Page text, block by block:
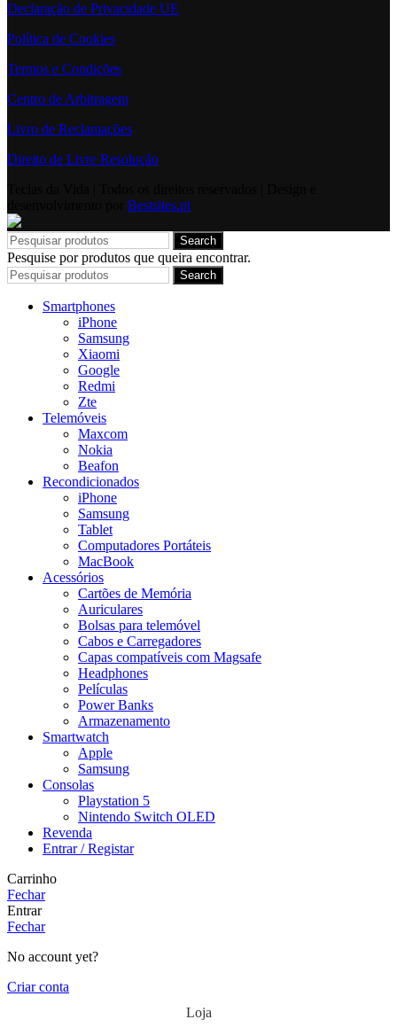
Declaração de Privacidade UE
Política de Cookies
Termos e Condições
Centro de Arbitragem
Livro de Reclamações
Direito de Livre Resolução
Bestsites.pt
Search
Pesquise por produtos que queira encontrar.
Search
Smartphones
iPhone
Samsung
Xiaomi
Google
Redmi
Zte
Telemóveis
Maxcom
Nokia
Beafon
Recondicionados
iPhone
Samsung
Tablet
Computadores Portáteis
MacBook
Acessórios
Cartões de Memória
Auriculares
Bolsas para telemóvel
Cabos e Carregadores
Capas compatíveis com Magsafe
Headphones
Películas
Power Banks
Armazenamento
Smartwatch
Apple
Samsung
Consolas
Playstation 5
Nintendo Switch OLED
Revenda
Entrar / Registar
Carrinho
Fechar
Entrar
Fechar
No account yet?
Criar conta
Loja